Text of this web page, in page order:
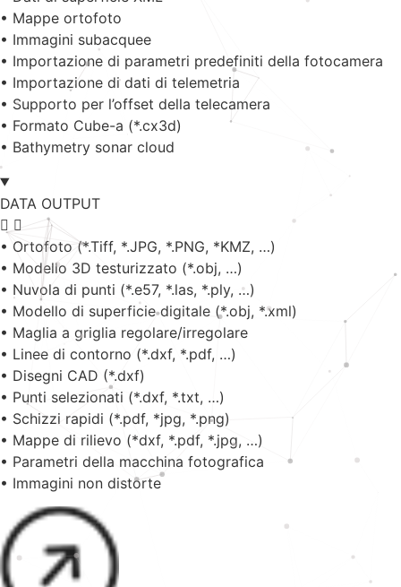
• Mappe ortofoto
• Immagini subacquee
• Importazione di parametri predefiniti della fotocamera
• Importazione di dati di telemetria
• Supporto per l’offset della telecamera
• Formato Cube-a (*.cx3d)
• Bathymetry sonar cloud
DATA OUTPUT
• Ortofoto (*.Tiff, *.JPG, *.PNG, *KMZ, …)
• Modello 3D testurizzato (*.obj, …)
• Nuvola di punti (*.e57, *.las, *.ply, …)
• Modello di superficie digitale (*.obj, *.xml)
• Maglia a griglia regolare/irregolare
• Linee di contorno (*.dxf, *.pdf, …)
• Disegni CAD (*.dxf)
• Punti selezionati (*.dxf, *.txt, …)
• Schizzi rapidi (*.pdf, *jpg, *.png)
• Mappe di rilievo (*dxf, *.pdf, *.jpg, …)
• Parametri della macchina fotografica
• Immagini non distorte